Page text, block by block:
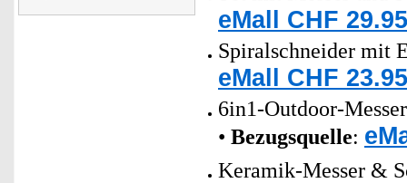
eMall CHF
Spiralschneider mit
eMall CHF
6in1-Outdoor-
• Bezugsquelle:
Keramik-Messer &